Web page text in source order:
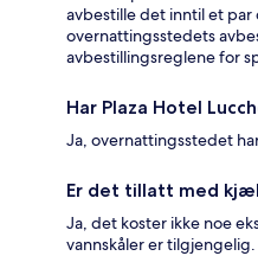
avbestille det inntil et
overnattingsstedets
avbestillingsreglene for
Har Plaza Hotel
Ja, overnattingsstedet
Er det tillatt med
Ja, det koster ikke noe
vannskåler er tilgjengelig.